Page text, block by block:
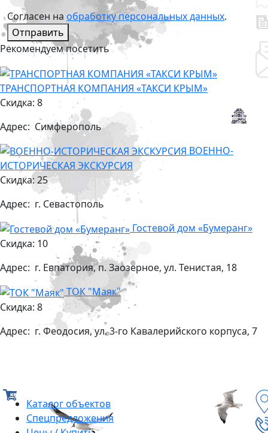
Согласен на обработку персональных данных.
Отправить
Рекомендуем посетить
ТРАНСПОРТНАЯ КОМПАНИЯ «ТАКСИ КРЫМ»
Скидка: 8
Адрес: Симферополь
ВОЕННО-
ИСТОРИЧЕСКАЯ ЭКСКУРСИЯ
Скидка: 25
Адрес: г. Севастополь
Гостевой дом «Бумеранг»
Скидка: 10
Адрес: г. Евпатория, п. Заозерное, ул. Тенистая, 18
ТОК "Маяк"
Скидка: 8
Адрес: г. Феодосия, ул. 3-го Кавалерийского корпуса, 7
Каталог объектов
Cпецпредложения